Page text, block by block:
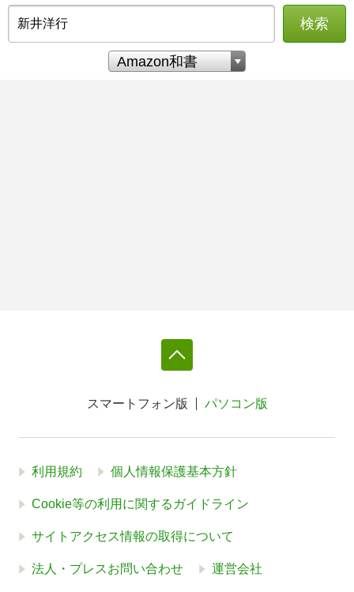
検索
スマートフォン版 パソコン版
利用規約 個人情報保護基本方針
Cookie等の利用に関するガイドライン
サイトアクセス情報の取得について
法人・プレスお問い合わせ 運営会社